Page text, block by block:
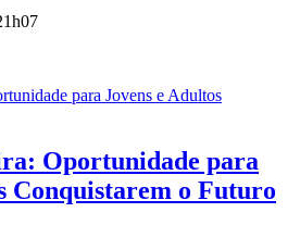
Oportunidade para
Conquistarem o Futuro